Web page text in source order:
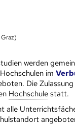
werden
im
Die
Hoch­schule statt.
alle